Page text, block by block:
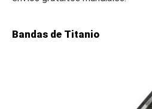
Bandas de Titanio